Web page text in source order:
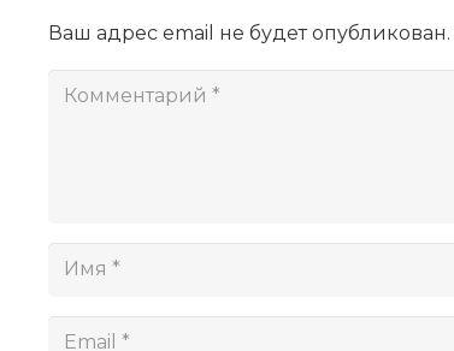
Ваш адрес email не будет опубликован.